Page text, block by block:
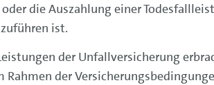
die Auszahlung einer
ist.
der Unfallversicherung
der